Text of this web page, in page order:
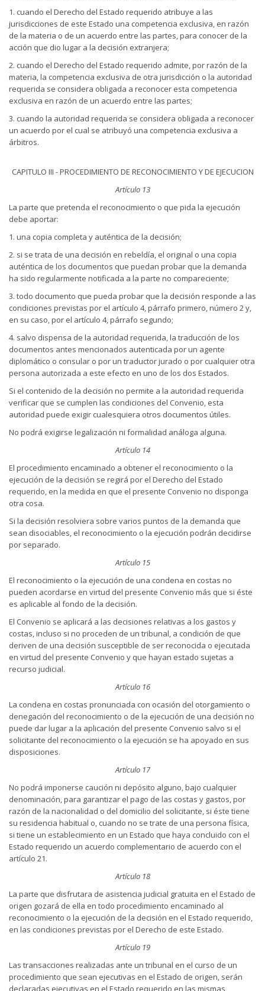
1. cuando el Derecho del Estado requerido atribuye a las
jurisdicciones de este Estado una competencia exclusiva, en razón
de la materia o de un acuerdo entre las partes, para conocer de la
acción que dio lugar a la decisión extranjera;
2. cuando el Derecho del Estado requerido admite, por razón de la
materia, la competencia exclusiva de otra jurisdicción o la autoridad
requerida se considera obligada a reconocer esta competencia
exclusiva en razón de un acuerdo entre las partes;
3. cuando la autoridad requerida se considera obligada a reconocer
un acuerdo por el cual se atribuyó una competencia exclusiva a
árbitros.
CAPITULO III - PROCEDIMIENTO DE RECONOCIMIENTO Y DE EJECUCION
Artículo 13
La parte que pretenda el reconocimiento o que pida la ejecución
debe aportar:
1. una copia completa y auténtica de la decisión;
2. si se trata de una decisión en rebeldía, el original o una copia
auténtica de los documentos que puedan probar que la demanda
ha sido regularmente notificada a la parte no compareciente;
3. todo documento que pueda probar que la decisión responde a las
condiciones previstas por el artículo 4, párrafo primero, número 2 y,
en su caso, por el artículo 4, párrafo segundo;
4. salvo dispensa de la autoridad requerida, la traducción de los
documentos antes mencionados autenticada por un agente
diplomático o consular o por un traductor jurado o por cualquier otra
persona autorizada a este efecto en uno de los dos Estados.
Si el contenido de la decisión no permite a la autoridad requerida
verificar que se cumplen las condiciones del Convenio, esta
autoridad puede exigir cualesquiera otros documentos útiles.
No podrá exigirse legalización ni formalidad análoga alguna.
Artículo 14
El procedimiento encaminado a obtener el reconocimiento o la
ejecución de la decisión se regirá por el Derecho del Estado
requerido, en la medida en que el presente Convenio no disponga
otra cosa.
Si la decisión resolviera sobre varios puntos de la demanda que
sean disociables, el reconocimiento o la ejecución podrán decidirse
por separado.
Artículo 15
El reconocimiento o la ejecución de una condena en costas no
pueden acordarse en virtud del presente Convenio más que si éste
es aplicable al fondo de la decisión.
El Convenio se aplicará a las decisiones relativas a los gastos y
costas, incluso si no proceden de un tribunal, a condición de que
deriven de una decisión susceptible de ser reconocida o ejecutada
en virtud del presente Convenio y que hayan estado sujetas a
recurso judicial.
Artículo 16
La condena en costas pronunciada con ocasión del otorgamiento o
denegación del reconocimiento o de la ejecución de una decisión no
puede dar lugar a la aplicación del presente Convenio salvo si el
solicitante del reconocimiento o la ejecución se ha apoyado en sus
disposiciones.
Artículo 17
No podrá imponerse caución ni depósito alguno, bajo cualquier
denominación, para garantizar el pago de las costas y gastos, por
razón de la nacionalidad o del domicilio del solicitante, si éste tiene
su residencia habitual o, cuando no se trate de una persona física,
si tiene un establecimiento en un Estado que haya concluido con el
Estado requerido un acuerdo complementario de acuerdo con el
artículo 21.
Artículo 18
La parte que disfrutara de asistencia judicial gratuita en el Estado de
origen gozará de ella en todo procedimiento encaminado al
reconocimiento o la ejecución de la decisión en el Estado requerido,
en las condiciones previstas por el Derecho de este Estado.
Artículo 19
Las transacciones realizadas ante un tribunal en el curso de un
procedimiento que sean ejecutivas en el Estado de origen, serán
declaradas ejecutivas en el Estado requerido en las mismas